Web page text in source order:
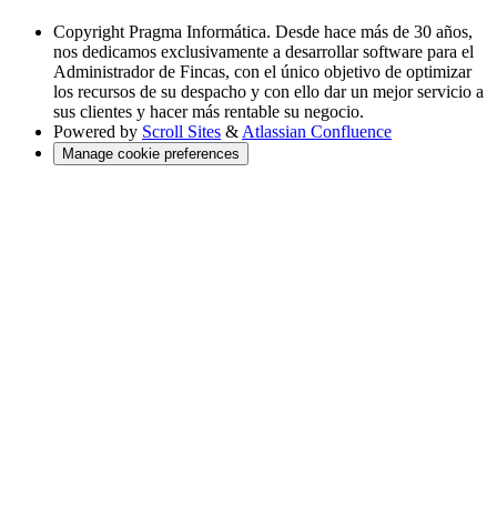
Copyright Pragma Informática. Desde hace más de 30 años,
nos dedicamos exclusivamente a desarrollar software para el
Administrador de Fincas, con el único objetivo de optimizar
los recursos de su despacho y con ello dar un mejor servicio a
sus clientes y hacer más rentable su negocio.
Powered by Scroll Sites & Atlassian Confluence
Manage cookie preferences